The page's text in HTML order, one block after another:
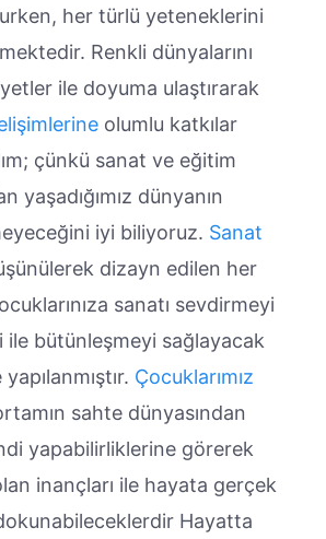
her türlü yeteneklerini
Renkli dünyalarını
ile doyuma ulaştırarak
olumlu katkılar
çünkü sanat ve eğitim
yaşadığımız dünyanın
iyi biliyoruz. Sanat
dizayn edilen her
sanatı sevdirmeyi
ile bütünleşmeyi sağlayacak
Çocuklarımız
sahte dünyasından
yapabilirliklerine görerek
inançları ile hayata gerçek
Hayatta